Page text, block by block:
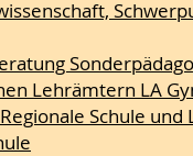
Lehrämtern LA
Schule und